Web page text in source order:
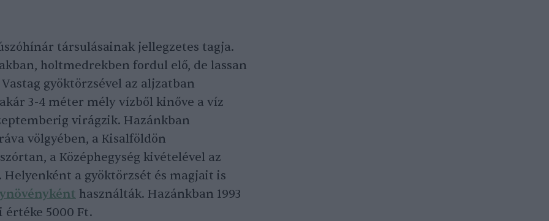
társulásainak jellegzetes tagja.
holtmedrekben fordul elő, de lassan
gyöktörzsével az aljzatban
3-4 méter mély vízből kinőve a víz
virágzik. Hazánkban
völgyében, a Kisalföldön
a Középhegység kivételével az
a gyöktörzsét és magjait is
használták. Hazánkban 1993
5000 Ft.